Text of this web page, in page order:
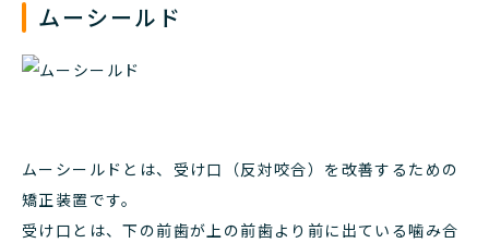
ムーシールド
ムーシールドとは、受け口（反対咬合）を改善するための
矯正装置です。
受け口とは、下の前歯が上の前歯より前に出ている噛み合